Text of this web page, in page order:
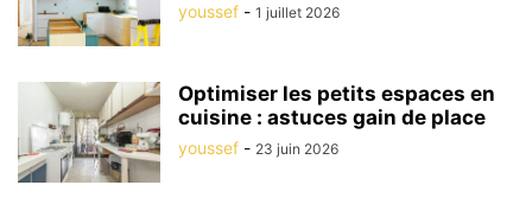
youssef - 1 juillet 2026
Optimiser les petits espaces en
cuisine : astuces gain de place
youssef - 23 juin 2026